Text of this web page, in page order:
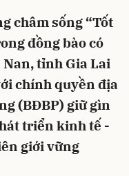
châm sống “Tốt
đồng bào có
Nan, tỉnh Gia Lai
chính quyền địa
(BĐBP) giữ gìn
triển kinh tế -
giới vững
Hủy Gửi